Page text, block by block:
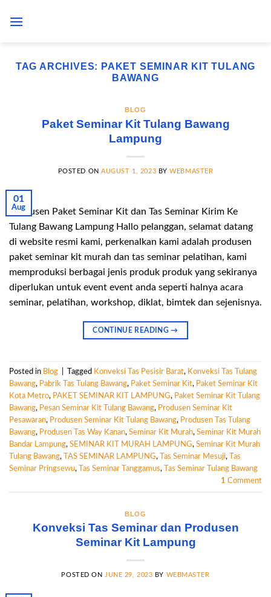
TAG ARCHIVES: PAKET SEMINAR KIT TULANG
BAWANG
BLOG
Paket Seminar Kit Tulang Bawang
Lampung
POSTED ONAUGUST 1, 2023 BYWEBMASTER
01
Aug
Produsen Paket Seminar Kit dan Tas Seminar Kirim Ke
Tulang Bawang Lampung Hallo pelanggan, selamat datang
di website resmi kami, perkenalkan kami adalah produsen
paket seminar kit murah dan tas seminar pelatihan, kami
memproduksi berbagai jenis produk produk yang sekiranya
diperlukan untuk event event anda seperti halnya acara
seminar, pelatihan, workshop, diklat, bimtek dan sejenisnya.
CONTINUE READING→
Posted in Blog Tagged Konveksi Tas Pesisir Barat, Konveksi Tas Tulang
Bawang, Pabrik Tas Tulang Bawang, Paket Seminar Kit, Paket Seminar Kit
Kota Metro, PAKET SEMINAR KIT LAMPUNG, Paket Seminar Kit Tulang
Bawang, Pesan Seminar Kit Tulang Bawang, Produsen Seminar Kit
Pesawaran, Produsen Seminar Kit Tulang Bawang, Produsen Tas Tulang
Bawang, Produsen Tas Way Kanan, Seminar Kit Murah, Seminar Kit Murah
Bandar Lampung, SEMINAR KIT MURAH LAMPUNG, Seminar Kit Murah
Tulang Bawang, TAS SEMINAR LAMPUNG, Tas Seminar Mesuji,
Tas
Seminar Pringsewu, Tas Seminar Tanggamus,
Tas Seminar Tulang Bawang
1 Comment
BLOG
Konveksi Tas Seminar dan Produsen
Seminar Kit Lampung
POSTED ONJUNE 29, 2023 BY WEBMASTER